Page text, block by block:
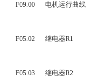
F09.00 电机运行曲线
F05.02 继电器R1
F05.03 继电器R2